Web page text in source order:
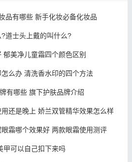
品有哪些 新手化妆必备化妆品
道士头上戴的叫什么?
美净儿童霜四个颜色区别
么办 清洗香水印的四个方法
有哪些 旗下护肤品牌介绍
还是晚上 娇兰双管精华效果怎么样
霜哪个效果好 两款眼霜使用测评
甲可以自己扣下来吗